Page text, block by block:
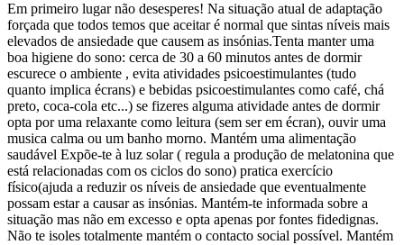
Em primeiro lugar não desesperes! Na situação atual de adaptação
forçada que todos temos que aceitar é normal que sintas níveis mais
elevados de ansiedade que causem as insónias.Tenta manter uma
boa higiene do sono: cerca de 30 a 60 minutos antes de dormir
escurece o ambiente , evita atividades psicoestimulantes (tudo
quanto implica écrans) e bebidas psicoestimulantes como café, chá
preto, coca-cola etc...) se fizeres alguma atividade antes de dormir
opta por uma relaxante como leitura (sem ser em écran), ouvir uma
musica calma ou um banho morno. Mantém uma alimentação
saudável Expõe-te à luz solar ( regula a produção de melatonina que
está relacionadas com os ciclos do sono) pratica exercício
físico(ajuda a reduzir os níveis de ansiedade que eventualmente
possam estar a causar as insónias. Mantém-te informada sobre a
situação mas não em excesso e opta apenas por fontes fidedignas.
Não te isoles totalmente mantém o contacto social possível. Mantém